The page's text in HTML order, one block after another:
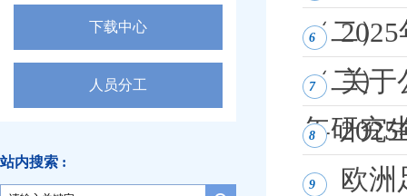
下载中心
人员分工
站内搜索 :
（二）
6
（二）
7
关于
年研究
8
9
欧洲